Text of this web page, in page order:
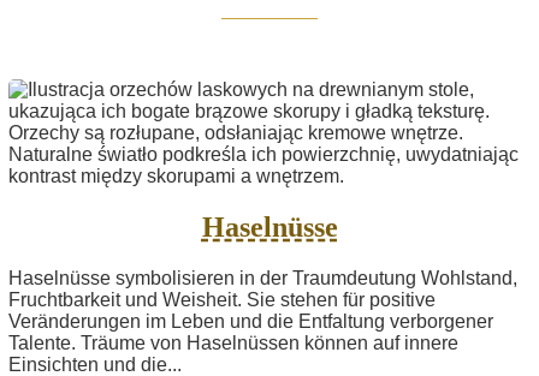
Haselnüsse
Haselnüsse symbolisieren in der Traumdeutung Wohlstand,
Fruchtbarkeit und Weisheit. Sie stehen für positive
Veränderungen im Leben und die Entfaltung verborgener
Talente. Träume von Haselnüssen können auf innere
Einsichten und die...